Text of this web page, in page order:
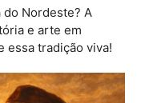
Nordeste? A
e arte em
essa tradição viva!